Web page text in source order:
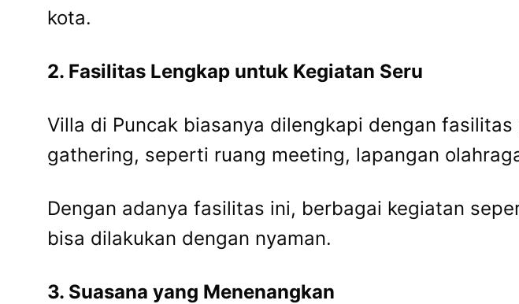
kota.
2. Fasilitas Lengkap untuk Kegiatan Seru
Villa di Puncak biasanya dilengkapi dengan
gathering, seperti ruang meeting, lapangan
Dengan adanya fasilitas ini, berbagai kegiatan
bisa dilakukan dengan nyaman.
3. Suasana yang Menenangkan